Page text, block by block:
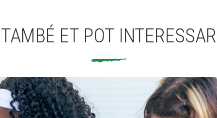
TAMBÉ ET POT INTERESSAR